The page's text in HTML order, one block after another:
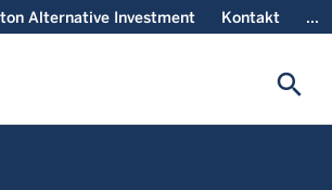
Alternative Investment Kontakt ...
search